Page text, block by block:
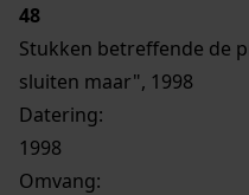
48
Stukken betreffende de
sluiten maar", 1998
Datering:
1998
Omvang: